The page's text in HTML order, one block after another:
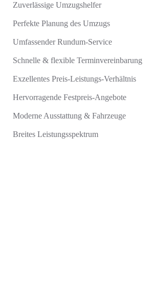
Zuverlässige Umzugshelfer
Perfekte Planung des Umzugs
Umfassender Rundum-Service
Schnelle & flexible Terminvereinbarung
Exzellentes Preis-Leistungs-Verhältnis
Hervorragende Festpreis-Angebote
Moderne Ausstattung & Fahrzeuge
Breites Leistungsspektrum